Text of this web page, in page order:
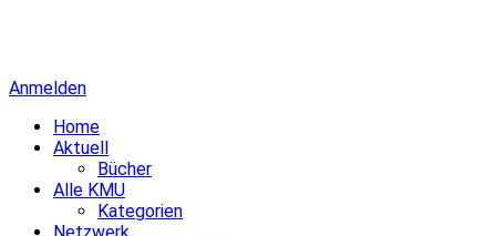
Anmelden
Home
Aktuell
Bücher
Alle KMU
Kategorien
Netzwerk